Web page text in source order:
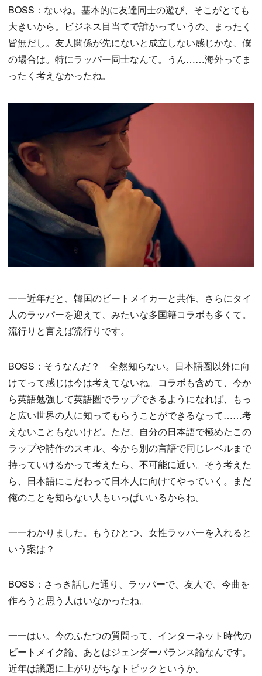
BOSS：ないね。基本的に友達同士の遊び、そこがとても
大きいから。ビジネス目当てで誰かっていうの、まったく
皆無だし。友人関係が先にないと成立しない感じかな、僕
の場合は。特にラッパー同士なんて。うん……海外ってま
ったく考えなかったね。
一一近年だと、韓国のビートメイカーと共作、さらにタイ
人のラッパーを迎えて、みたいな多国籍コラボも多くて。
流行りと言えば流行りです。
BOSS：そうなんだ？ 全然知らない。日本語圏以外に向
けてって感じは今は考えてないね。コラボも含めて、今か
ら英語勉強して英語圏でラップできるようになれば、もっ
と広い世界の人に知ってもらうことができるなって……考
えないこともないけど。ただ、自分の日本語で極めたこの
ラップや詩作のスキル、今から別の言語で同じレベルまで
持っていけるかって考えたら、不可能に近い。そう考えた
ら、日本語にこだわって日本人に向けてやっていく。まだ
俺のことを知らない人もいっぱいいるからね。
一一わかりました。もうひとつ、女性ラッパーを入れると
いう案は？
BOSS：さっき話した通り、ラッパーで、友人で、今曲を
作ろうと思う人はいなかったね。
一一はい。今のふたつの質問って、インターネット時代の
ビートメイク論、あとはジェンダーバランス論なんです。
近年は議題に上がりがちなトピックというか。